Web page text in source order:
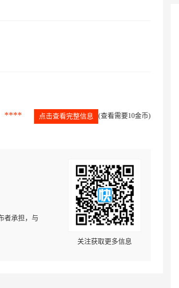
**** 点击查看完整信息 (查看需要10金币)
者承担，与
关注获取更多信息